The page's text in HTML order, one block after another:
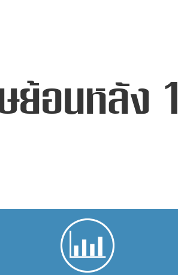
ย้อนหลัง 1